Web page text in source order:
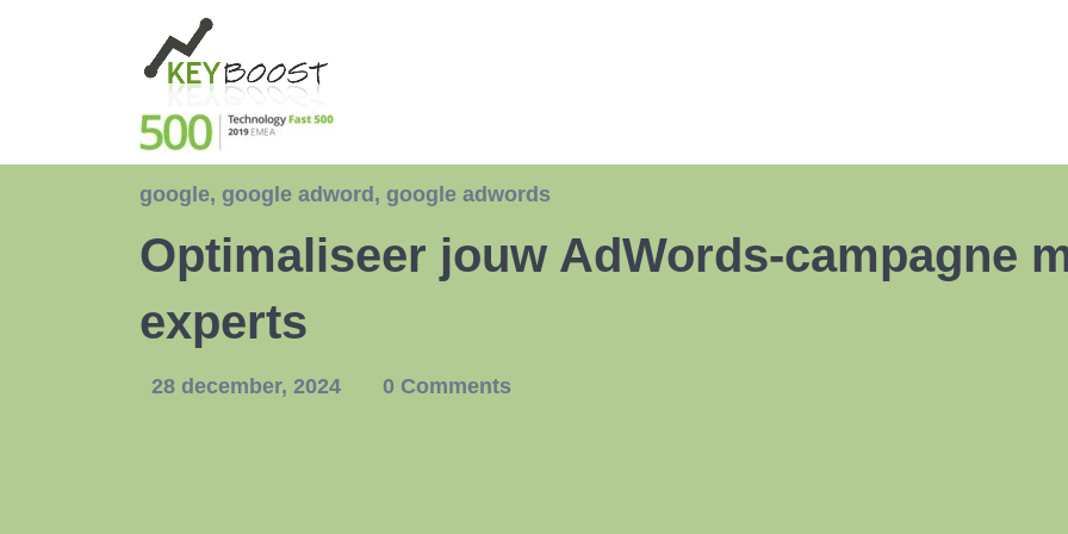
google, google adword , google adwords
Optimaliseer jouw AdWords-campagne
experts
28 december, 2024 0 Comments